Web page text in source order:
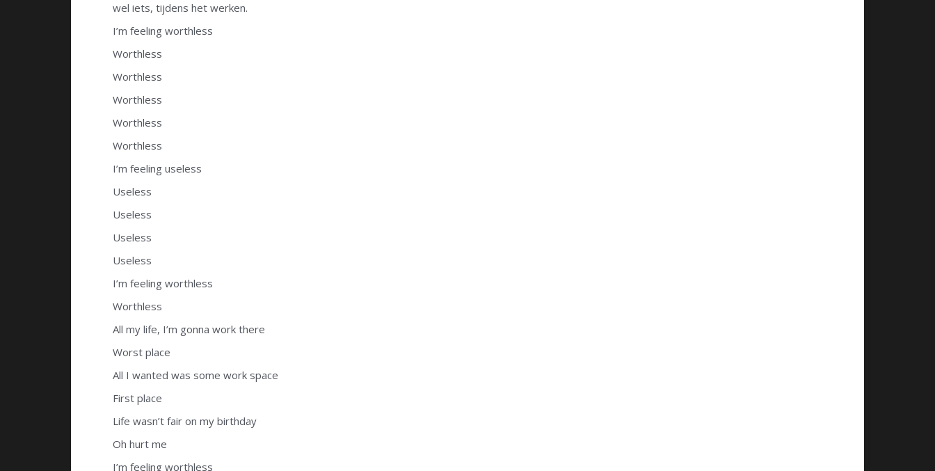
wel iets, tijdens het werken.
I’m feeling worthless
Worthless
Worthless
Worthless
Worthless
Worthless
I’m feeling useless
Useless
Useless
Useless
Useless
I’m feeling worthless
Worthless
All my life, I’m gonna work there
Worst place
All I wanted was some work space
First place
Life wasn’t fair on my birthday
Oh hurt me
I’m feeling worthless